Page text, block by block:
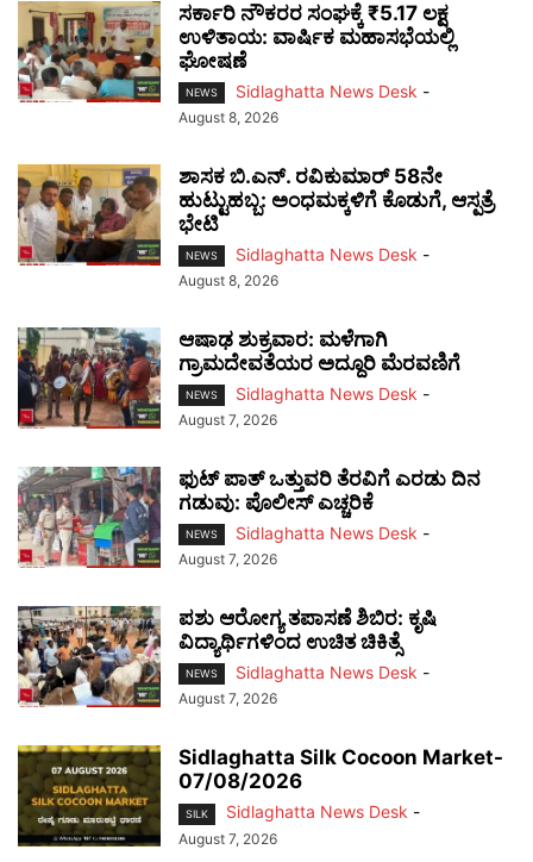
ಸರ್ಕಾರಿ ನೌಕರರ ಸಂಘಕ್ಕೆ ₹5.17 ಲಕ್ಷ
ಉಳಿತಾಯ: ವಾರ್ಷಿಕ ಮಹಾಸಭೆಯಲ್ಲಿ
ಘೋಷಣೆ
NEWS Sidlaghatta News Desk -
August 8, 2026
ಶಾಸಕ ಬಿ.ಎನ್. ರವಿಕುಮಾರ್ 58ನೇ
ಹುಟ್ಟುಹಬ್ಬ: ಅಂಧಮಕ್ಕಳಿಗೆ ಕೊಡುಗೆ, ಆಸ್ಪತ್ರೆ
ಭೇಟಿ
NEWS Sidlaghatta News Desk -
August 8, 2026
ಆಷಾಢ ಶುಕ್ರವಾರ: ಮಳೆಗಾಗಿ
ಗ್ರಾಮದೇವತೆಯರ ಅದ್ದೂರಿ ಮೆರವಣಿಗೆ
NEWS Sidlaghatta News Desk -
August 7, 2026
ಫುಟ್‌ ಪಾತ್ ಒತ್ತುವರಿ ತೆರವಿಗೆ ಎರಡು ದಿನ
ಗಡುವು: ಪೊಲೀಸ್ ಎಚ್ಚರಿಕೆ
NEWS Sidlaghatta News Desk -
August 7, 2026
ಪಶು ಆರೋಗ್ಯ ತಪಾಸಣೆ ಶಿಬಿರ: ಕೃಷಿ
ವಿದ್ಯಾರ್ಥಿಗಳಿಂದ ಉಚಿತ ಚಿಕಿತ್ಸೆ
NEWS Sidlaghatta News Desk -
August 7, 2026
Sidlaghatta Silk Cocoon Market-
07/08/2026
SILK Sidlaghatta News Desk -
August 7, 2026